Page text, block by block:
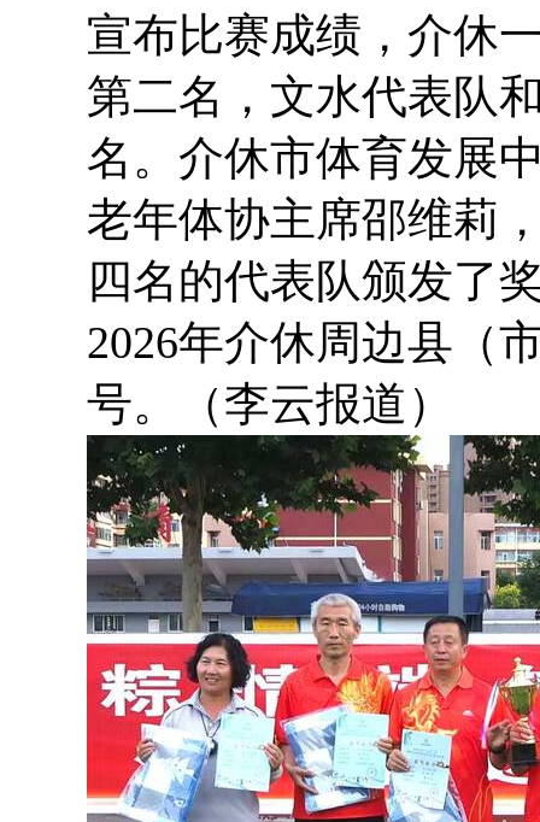
宣布比赛成绩，介休
第二名，文水代表队
名。介休市体育发展
老年体协主席邵维莉
四名的代表队颁发了
2026年介休周边县（
号。（李云报道）